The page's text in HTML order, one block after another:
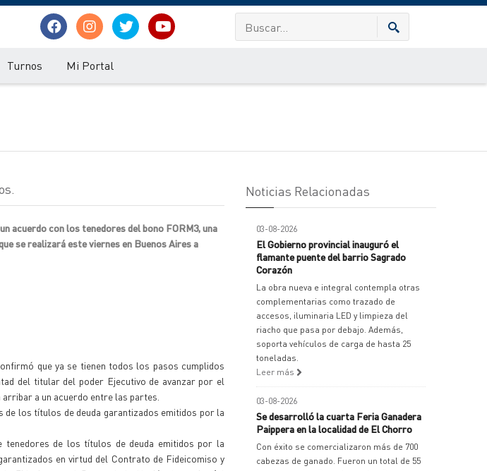
Turnos Mi Portal
acuerdo con los tenedores del bono FORM3, una
se realizará este viernes en Buenos Aires a
que ya se tienen todos los pasos cumplidos
del titular del poder Ejecutivo de avanzar por el
a un acuerdo entre las partes.
los títulos de deuda garantizados emitidos por la
tenedores de los títulos de deuda emitidos por la
en virtud del Contrato de Fideicomiso y
Noticias Relacionadas
03-08-2026
El Gobierno provincial inauguró el
flamante puente del barrio Sagrado
Corazón
La obra nueva e integral contempla otras
complementarias como trazado de
accesos, iluminaria LED y limpieza del
riacho que pasa por debajo. Además,
soporta vehículos de carga de hasta 25
toneladas.
Leer más
03-08-2026
Se desarrolló la cuarta Feria Ganadera
Paippera en la localidad de El Chorro
Con éxito se comercializaron más de 700
cabezas de ganado. Fueron un total de 55